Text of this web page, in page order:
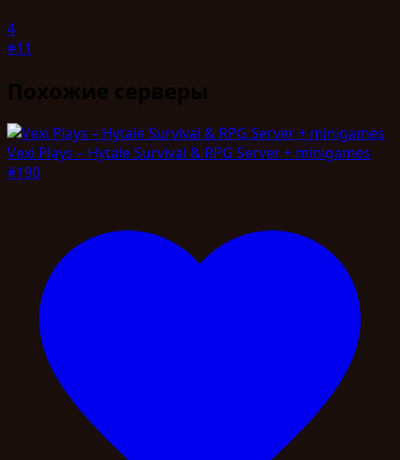
4
#11
Похожие серверы
Vexi Plays – Hytale Survival & RPG Server + minigames
#190